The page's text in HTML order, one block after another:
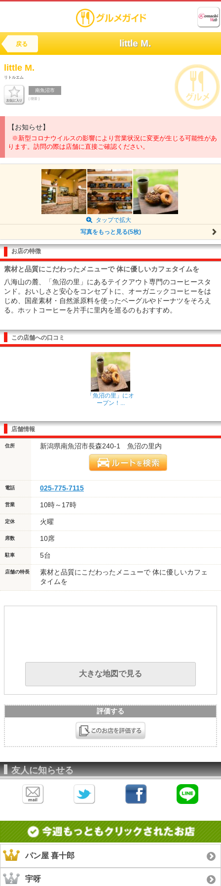
戻る little M.
little M.
リトルエム
南魚沼市
[ 喫茶 ]
【お知らせ】
※新型コロナウイルスの影響により営業状況に変更が生じる可能性があ
ります。訪問の際は店舗に直接ご確認ください。
タップで拡大
写真をもっと見る(5枚)
お店の特徴
素材と品質にこだわったメニューで 体に優しいカフェタイムを
八海山の麓、「魚沼の里」にあるテイクアウト専門のコーヒースタ
ンド。おいしさと安心をコンセプトに、オーガニックコーヒーをは
じめ、国産素材・自然派原料を使ったベーグルやドーナツをそろえ
る。ホットコーヒーを片手に里内を巡るのもおすすめ。
この店舗への口コミ
「魚沼の里」にオ
ープン！...
店舗情報
住所 新潟県南魚沼市長森240-1 魚沼の里内
電話 025-775-7115
営業 10時～17時
定休 火曜
席数 10席
駐車 5台
店舗の特長
素材と品質にこだわったメニューで 体に優しいカフェ
タイムを
大きな地図で見る
評価する
友人に知らせる
パン屋 喜十郎
宇呀